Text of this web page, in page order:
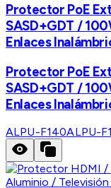
Protector PoE
SASD+GDT /
Enlaces
Protector PoE
SASD+GDT /
Enlaces
ALPU-F140ALPU-